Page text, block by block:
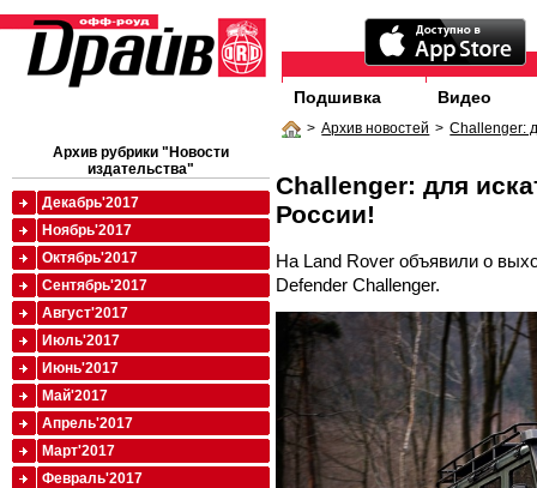
Подшивка Видео
> Архив новостей > Challenger:
Challenger: для
России!
На Land Rover объявили о
Defender Challenger.
Архив рубрики "Новости
издательства"
Декабрь'2017
Ноябрь'2017
Октябрь'2017
Сентябрь'2017
Август'2017
Июль'2017
Июнь'2017
Май'2017
Апрель'2017
Март'2017
Февраль'2017